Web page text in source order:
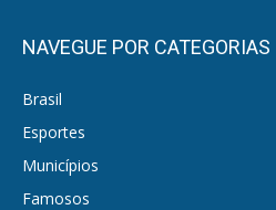
NAVEGUE POR CATEGORIAS
Brasil
Esportes
Municípios
Famosos